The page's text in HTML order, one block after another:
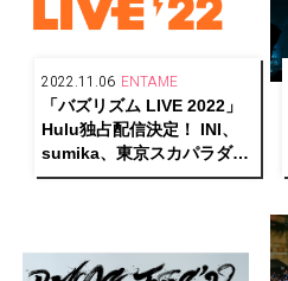
2022.11.06 ENTAME
「バズリズム LIVE 2022」
Hulu独占配信決定！ INI、
sumika、東京スカパラダイ
スオーケストラ、THE